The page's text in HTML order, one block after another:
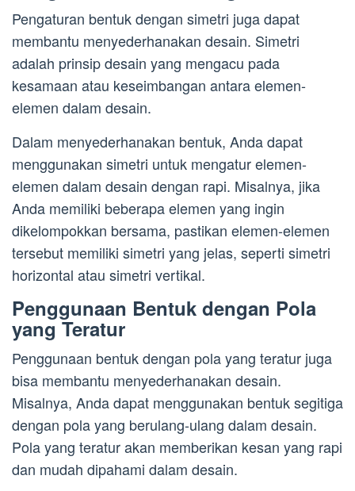
Pengaturan bentuk dengan simetri juga dapat
membantu menyederhanakan desain. Simetri
adalah prinsip desain yang mengacu pada
kesamaan atau keseimbangan antara elemen-
elemen dalam desain.
Dalam menyederhanakan bentuk, Anda dapat
menggunakan simetri untuk mengatur elemen-
elemen dalam desain dengan rapi. Misalnya, jika
Anda memiliki beberapa elemen yang ingin
dikelompokkan bersama, pastikan elemen-elemen
tersebut memiliki simetri yang jelas, seperti simetri
horizontal atau simetri vertikal.
Penggunaan Bentuk dengan Pola
yang Teratur
Penggunaan bentuk dengan pola yang teratur juga
bisa membantu menyederhanakan desain.
Misalnya, Anda dapat menggunakan bentuk segitiga
dengan pola yang berulang-ulang dalam desain.
Pola yang teratur akan memberikan kesan yang rapi
dan mudah dipahami dalam desain.